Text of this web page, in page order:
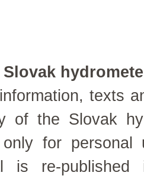
Slovak
texts
of the Slovak
for personal
is re-